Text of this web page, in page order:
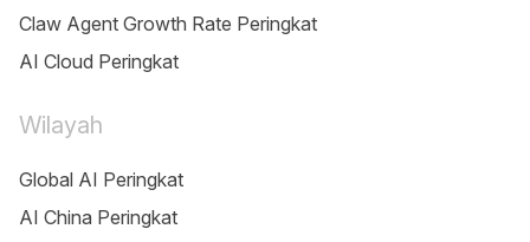
Claw Agent Growth Rate Peringkat
AI Cloud Peringkat
Wilayah
Global AI Peringkat
AI China Peringkat